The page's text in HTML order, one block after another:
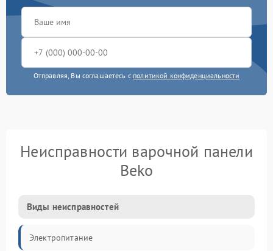
Отправляя, Вы соглашаетесь с политикой конфиденциальности
Неисправности варочной панели
Beko
Виды неисправностей
Электропитание